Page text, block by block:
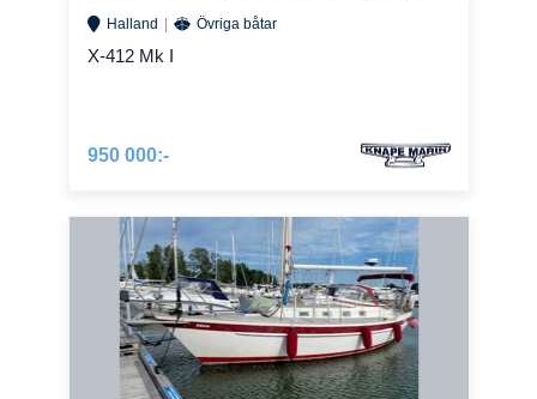
Halland Övriga båtar
X-412 Mk I
950 000:-